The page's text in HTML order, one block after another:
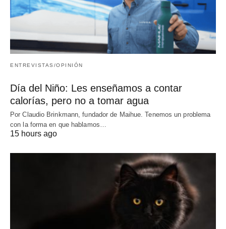
ENTREVISTAS/OPINIÓN
Día del Niño: Les enseñamos a contar
calorías, pero no a tomar agua
Por Claudio Brinkmann, fundador de Maihue. Tenemos un problema
con la forma en que hablamos…
15 hours ago